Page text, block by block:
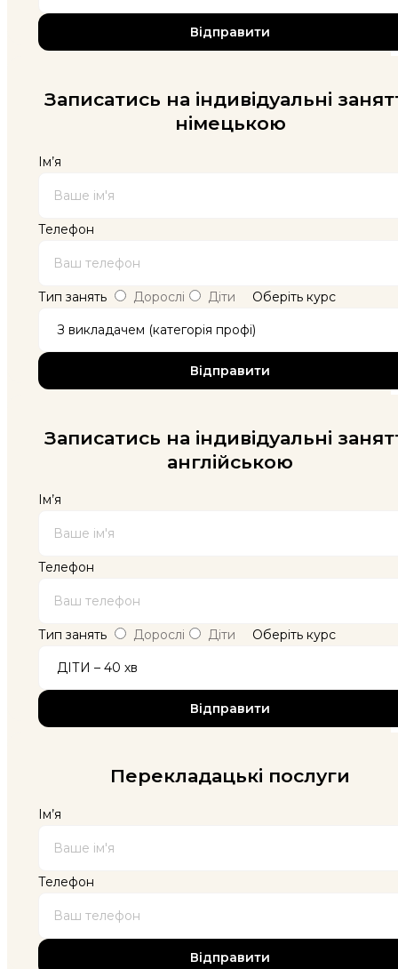
Записатись на індивідуальні
німецькою
Ім’я
Телефон
Тип занять Дорослі Діти Оберіть курс
Записатись на індивідуальні
англійською
Ім’я
Телефон
Тип занять Дорослі Діти Оберіть курс
Перекладацькі послуги
Ім’я
Телефон